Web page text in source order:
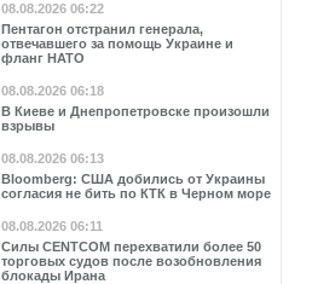
08.08.2026 06:22
Пентагон отстранил генерала,
отвечавшего за помощь Украине и
фланг НАТО
08.08.2026 06:18
В Киеве и Днепропетровске произошли
взрывы
08.08.2026 06:13
Bloomberg: США добились от Украины
согласия не бить по КТК в Черном море
08.08.2026 06:11
Силы CENTCOM перехватили более 50
торговых судов после возобновления
блокады Ирана